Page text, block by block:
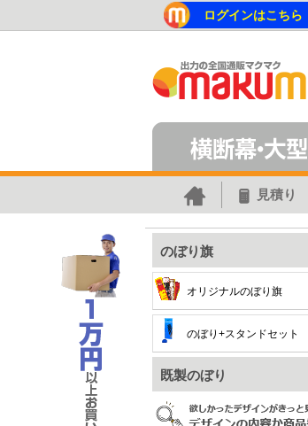
ログインはこちら
見積り
のぼり旗
オリジナルのぼり旗
のぼり+スタンドセット
既製のぼり